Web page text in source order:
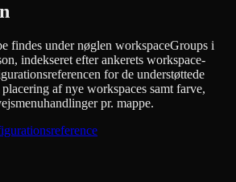
findes under nøglen workspaceGroups i
indekseret efter ankerets workspace-
for de understøttede
af nye workspaces samt farve,
pr. mappe.